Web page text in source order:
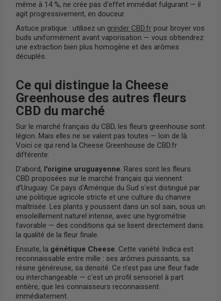
même à 14 %, ne crée pas d'effet immédiat fulgurant — il
agit progressivement, en douceur.
Astuce pratique : utilisez un grinder CBD.frpour broyer vos
buds uniformément avant vaporisation — vous obtiendrez
une extraction bien plus homogène et des arômes
décuplés.
Ce qui distingue la Cheese
Greenhouse des autres fleurs
CBD du marché
Sur le marché français du CBD, les fleurs greenhouse sont
légion. Mais elles ne se valent pas toutes — loin de là.
Voici ce qui rend la Cheese Greenhouse de CBD.fr
différente.
D'abord, l'origine uruguayenne. Rares sont les fleurs
CBD proposées sur le marché français qui viennent
d'Uruguay. Ce pays d'Amérique du Sud s'est distingué par
une politique agricole stricte et une culture du chanvre
maîtrisée. Les plants y poussent dans un sol sain, sous un
ensoleillement naturel intense, avec une hygrométrie
favorable — des conditions qui se lisent directement dans
la qualité de la fleur finale.
Ensuite, la génétique Cheese. Cette variété Indica est
reconnaissable entre mille : ses arômes puissants, sa
résine généreuse, sa densité. Ce n'est pas une fleur fade
ou interchangeable — c'est un profil sensoriel à part
entière, que les connaisseurs reconnaissent
immédiatement.